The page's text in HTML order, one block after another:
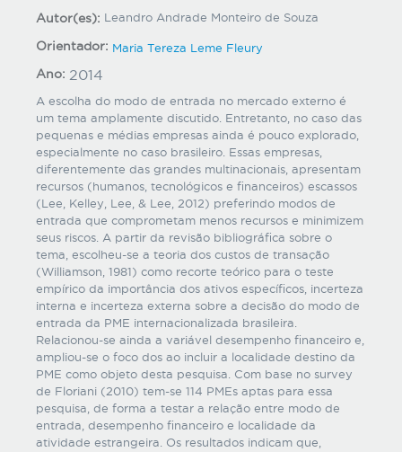
Autor(es): Leandro Andrade Monteiro de Souza
Orientador: Maria Tereza Leme Fleury
Ano: 2014
A escolha do modo de entrada no mercado externo é
um tema amplamente discutido. Entretanto, no caso das
pequenas e médias empresas ainda é pouco explorado,
especialmente no caso brasileiro. Essas empresas,
diferentemente das grandes multinacionais, apresentam
recursos (humanos, tecnológicos e financeiros) escassos
(Lee, Kelley, Lee, & Lee, 2012) preferindo modos de
entrada que comprometam menos recursos e minimizem
seus riscos. A partir da revisão bibliográfica sobre o
tema, escolheu-se a teoria dos custos de transação
(Williamson, 1981) como recorte teórico para o teste
empírico da importância dos ativos específicos, incerteza
interna e incerteza externa sobre a decisão do modo de
entrada da PME internacionalizada brasileira.
Relacionou-se ainda a variável desempenho financeiro e,
ampliou-se o foco dos ao incluir a localidade destino da
PME como objeto desta pesquisa. Com base no survey
de Floriani (2010) tem-se 114 PMEs aptas para essa
pesquisa, de forma a testar a relação entre modo de
entrada, desempenho financeiro e localidade da
atividade estrangeira. Os resultados indicam que,